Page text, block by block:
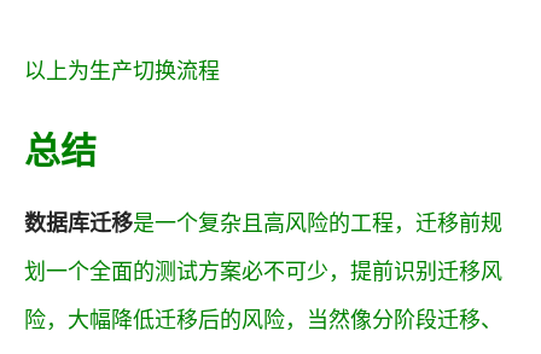
以上为生产切换流程
总结
数据库迁移是一个复杂且高风险的工程，迁移前规
划一个全面的测试方案必不可少，提前识别迁移风
险，大幅降低迁移后的风险，当然像分阶段迁移、